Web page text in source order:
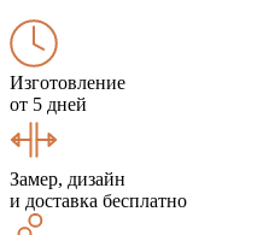
Изготовление
от 5 дней
Замер, дизайн
и доставка бесплатно